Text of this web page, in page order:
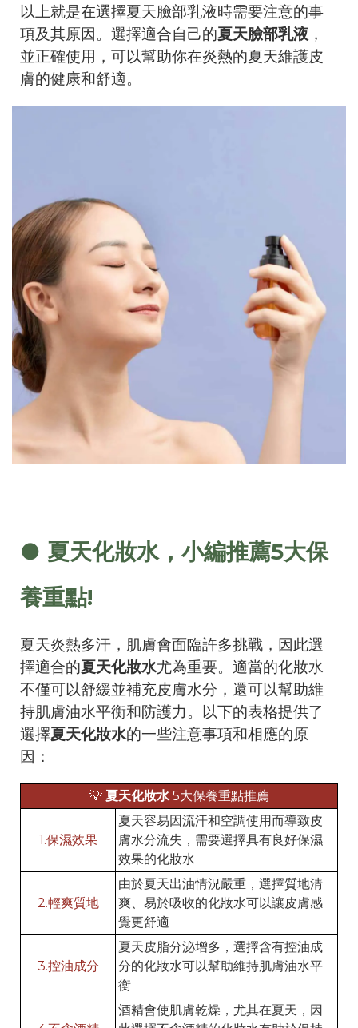
以上就是在選擇夏天臉部乳液時需要注意的事
項及其原因。選擇適合自己的夏天臉部乳液 ，
並正確使用，可以幫助你在炎熱的夏天維護皮
膚的健康和舒適。
● 夏天化妝水，小編推薦5大保
養重點!
夏天炎熱多汗，肌膚會面臨許多挑戰，因此選
擇適合的夏天化妝水尤為重要。適當的化妝水
不僅可以舒緩並補充皮膚水分，還可以幫助維
持肌膚油水平衡和防護力。以下的表格提供了
選擇夏天化妝水的一些注意事項和相應的原
因：
💡 夏天化妝水5大保養重點推薦
1.保濕效果
夏天容易因流汗和空調使用而導致皮
膚水分流失，需要選擇具有良好保濕
效果的化妝水
2.輕爽質地
由於夏天出油情況嚴重，選擇質地清
爽、易於吸收的化妝水可以讓皮膚感
覺更舒適
3.控油成分
夏天皮脂分泌增多，選擇含有控油成
分的化妝水可以幫助維持肌膚油水平
衡
酒精會使肌膚乾燥，尤其在夏天，因